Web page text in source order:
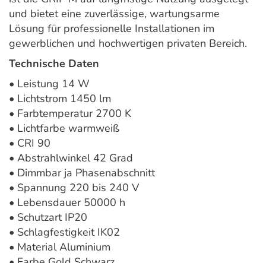
und bietet eine zuverlässige, wartungsarme
Lösung für professionelle Installationen im
gewerblichen und hochwertigen privaten Bereich.
Technische Daten
• Leistung 14 W
• Lichtstrom 1450 lm
• Farbtemperatur 2700 K
• Lichtfarbe warmweiß
• CRI 90
• Abstrahlwinkel 42 Grad
• Dimmbar ja Phasenabschnitt
• Spannung 220 bis 240 V
• Lebensdauer 50000 h
• Schutzart IP20
• Schlagfestigkeit IK02
• Material Aluminium